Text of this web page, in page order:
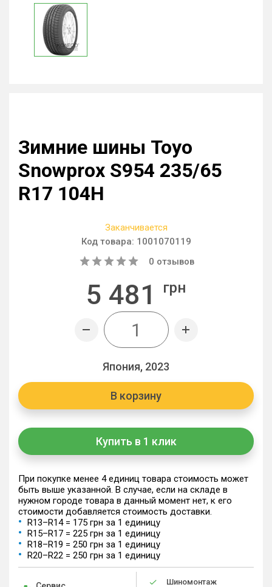
Зимние шины Toyo
Snowprox S954 235/65
R17 104H
Заканчивается
Код товара: 1001070119
0 отзывов
5 481 грн
Япония, 2023
В корзину
Купить в 1 клик
При покупке менее 4 единиц товара стоимость может
быть выше указанной. В случае, если на складе в
нужном городе товара в данный момент нет, к его
стоимости добавляется стоимость доставки.
R13–R14 = 175 грн за 1 единицу
R15–R17 = 225 грн за 1 единицу
R18–R19 = 250 грн за 1 единицу
R20–R22 = 250 грн за 1 единицу
Шиномонтаж